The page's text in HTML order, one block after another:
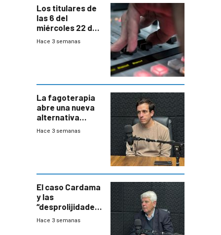
Los titulares de
las 6 del
miércoles 22 de
julio de 2026
Hace 3 semanas
La fagoterapia
abre una nueva
alternativa
contra bacterias
innovadora
Hace 3 semanas
El caso Cardama
y las
“desprolijidades”
que la
Hace 3 semanas